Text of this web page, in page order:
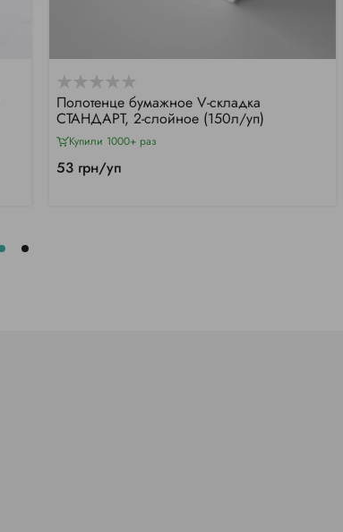
Полотенце бумажное V-складка
СТАНДАРТ, 2-слойное (150л/уп)
Купили 1000+ раз
53 грн/уп